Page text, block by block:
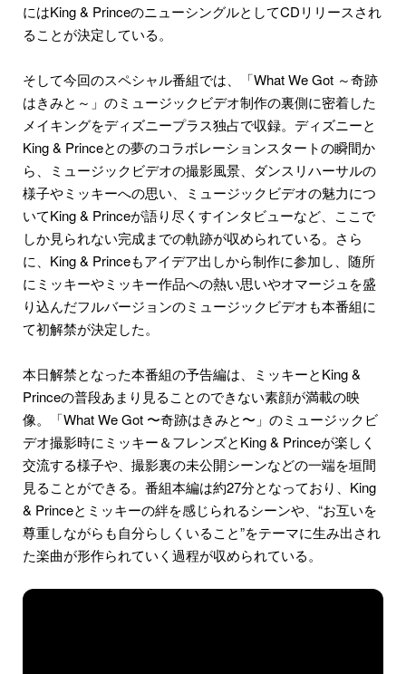
にはKing & PrinceのニューシングルとしてCDリリースされ
ることが決定している。
そして今回のスペシャル番組では、「What We Got ～奇跡
はきみと～」のミュージックビデオ制作の裏側に密着した
メイキングをディズニープラス独占で収録。ディズニーと
King & Princeとの夢のコラボレーションスタートの瞬間か
ら、ミュージックビデオの撮影風景、ダンスリハーサルの
様子やミッキーへの思い、ミュージックビデオの魅力につ
いてKing & Princeが語り尽くすインタビューなど、ここで
しか見られない完成までの軌跡が収められている。さら
に、King & Princeもアイデア出しから制作に参加し、随所
にミッキーやミッキー作品への熱い思いやオマージュを盛
り込んだフルバージョンのミュージックビデオも本番組に
て初解禁が決定した。
本日解禁となった本番組の予告編は、ミッキーとKing &
Princeの普段あまり見ることのできない素顔が満載の映
像。「What We Got 〜奇跡はきみと〜」のミュージックビ
デオ撮影時にミッキー＆フレンズとKing & Princeが楽しく
交流する様子や、撮影裏の未公開シーンなどの一端を垣間
見ることができる。番組本編は約27分となっており、King
& Princeとミッキーの絆を感じられるシーンや、“お互いを
尊重しながらも自分らしくいること”をテーマに生み出され
た楽曲が形作られていく過程が収められている。